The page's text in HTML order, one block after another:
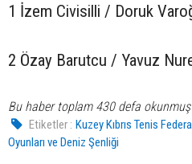
1 İzem Civisilli / Doruk
2 Özay Barutcu / Yavuz
Bu haber toplam 430 defa
Etiketler : Kuzey Kıbrıs Tenis
Oyunları ve Deniz Şenliği